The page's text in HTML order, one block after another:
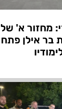
מחזור א' של
בר אילן פתח